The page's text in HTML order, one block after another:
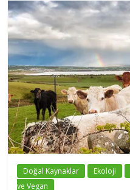
Doğal Kaynaklar Ekoloji
ve Vegan